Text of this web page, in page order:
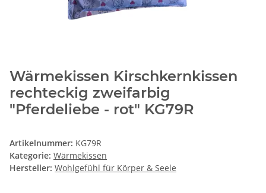
Wärmekissen Kirschkernkissen
rechteckig zweifarbig
"Pferdeliebe - rot" KG79R
Artikelnummer: KG79R
Kategorie: Wärmekissen
Hersteller: Wohlgefühl für Körper & Seele